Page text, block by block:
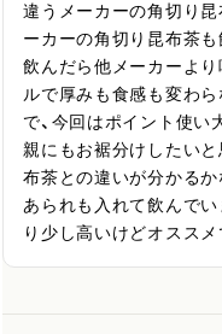
違うメーカーの角切り昆
ーカーの角切り昆布茶
飲んだら他メーカーよ
ルで厚みも食感も変わ
で、今回はポイント使い
親にもお裾分けしたい
布茶との違いが分かるか
あられも入れて飲んで
り少し高いけどオススメ